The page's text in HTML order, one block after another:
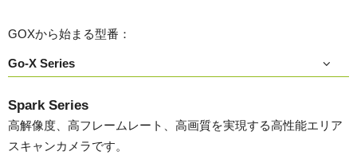
GOXから始まる型番：
Go-X Series
Spark Series
高解像度、高フレームレート、高画質を実現する高性能エリア
スキャンカメラです。